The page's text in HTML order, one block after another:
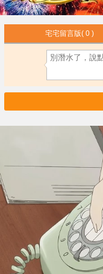
宅宅留言版( 0 )